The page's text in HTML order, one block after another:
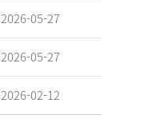
2026-05-27
2026-05-27
2026-02-12